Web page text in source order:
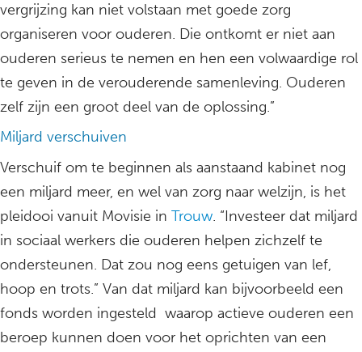
vergrijzing kan niet volstaan met goede zorg
organiseren voor ouderen. Die ontkomt er niet aan
ouderen serieus te nemen en hen een volwaardige rol
te geven in de verouderende samenleving. Ouderen
zelf zijn een groot deel van de oplossing.”
Miljard verschuiven
Verschuif om te beginnen als aanstaand kabinet nog
een miljard meer, en wel van zorg naar welzijn, is het
pleidooi vanuit Movisie in Trouw. “Investeer dat miljard
in sociaal werkers die ouderen helpen zichzelf te
ondersteunen. Dat zou nog eens getuigen van lef,
hoop en trots.” Van dat miljard kan bijvoorbeeld een
fonds worden ingesteld waarop actieve ouderen een
beroep kunnen doen voor het oprichten van een